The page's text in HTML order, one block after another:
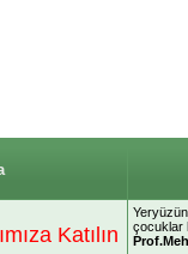
Katılın
çocuklar